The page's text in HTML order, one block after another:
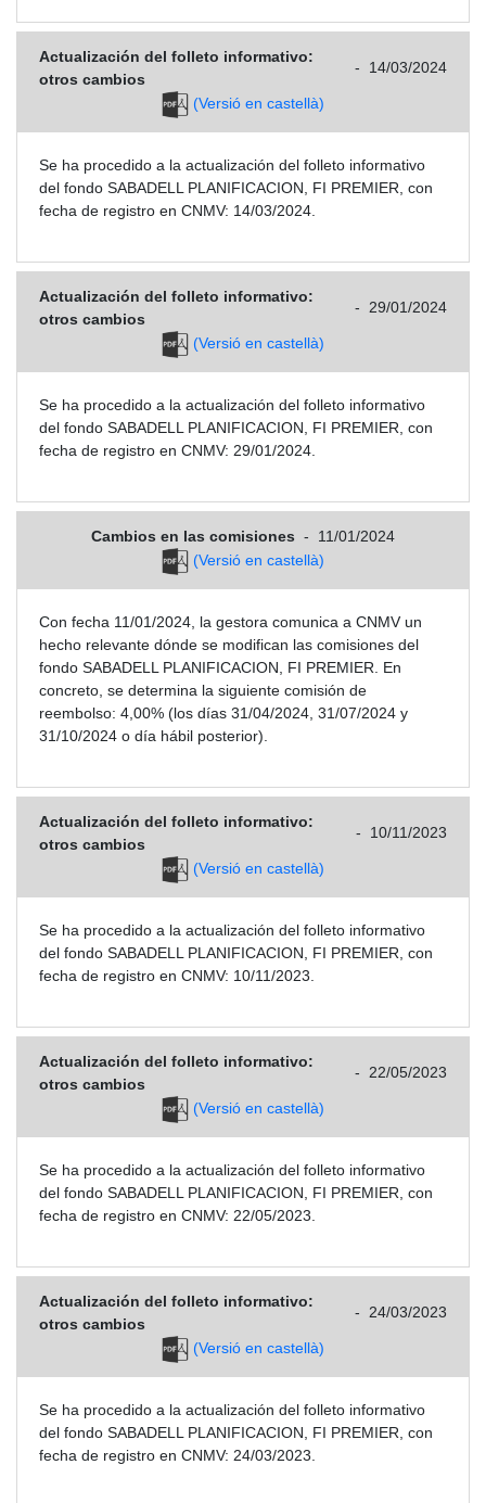
Actualización del folleto informativo:
otros cambios
- 14/03/2024
(Versió en castellà)
Se ha procedido a la actualización del folleto informativo
del fondo SABADELL PLANIFICACION, FI PREMIER, con
fecha de registro en CNMV: 14/03/2024.
Actualización del folleto informativo:
otros cambios
- 29/01/2024
(Versió en castellà)
Se ha procedido a la actualización del folleto informativo
del fondo SABADELL PLANIFICACION, FI PREMIER, con
fecha de registro en CNMV: 29/01/2024.
Cambios en las comisiones -
11/01/2024
(Versió en castellà)
Con fecha 11/01/2024, la gestora comunica a CNMV un
hecho relevante dónde se modifican las comisiones del
fondo SABADELL PLANIFICACION, FI PREMIER. En
concreto, se determina la siguiente comisión de
reembolso: 4,00% (los días 31/04/2024, 31/07/2024 y
31/10/2024 o día hábil posterior).
Actualización del folleto informativo:
otros cambios
- 10/11/2023
(Versió en castellà)
Se ha procedido a la actualización del folleto informativo
del fondo SABADELL PLANIFICACION, FI PREMIER, con
fecha de registro en CNMV: 10/11/2023.
Actualización del folleto informativo:
otros cambios
- 22/05/2023
(Versió en castellà)
Se ha procedido a la actualización del folleto informativo
del fondo SABADELL PLANIFICACION, FI PREMIER, con
fecha de registro en CNMV: 22/05/2023.
Actualización del folleto informativo:
otros cambios
- 24/03/2023
(Versió en castellà)
Se ha procedido a la actualización del folleto informativo
del fondo SABADELL PLANIFICACION, FI PREMIER, con
fecha de registro en CNMV: 24/03/2023.